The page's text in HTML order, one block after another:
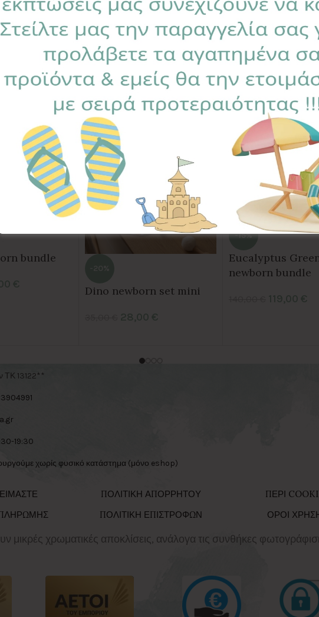
BABY SHOWER, ΣΕΤ ΑΛΛΑΓΗΣ ΠΑΝΑΣ,ΣΕΤΑΚΙΑ ΑΛΛΑΓΗΣ
bundle
Dino newborn set mini
-15%
Eucalyptus
newborn bundle
ΤΚ 13122**
19:30
χωρίς φυσικό κατάστημα (μόνο eshop)
ΠΟΛΙΤΙΚΗ ΑΠΟΡΡΗΤΟΥ ΠΕΡΙ
ΠΟΛΙΤΙΚΗ ΕΠΙΣΤΡΟΦΩΝ ΟΡΟΙ
μικρές χρωματικές αποκλίσεις, ανάλογα τις συνθήκες